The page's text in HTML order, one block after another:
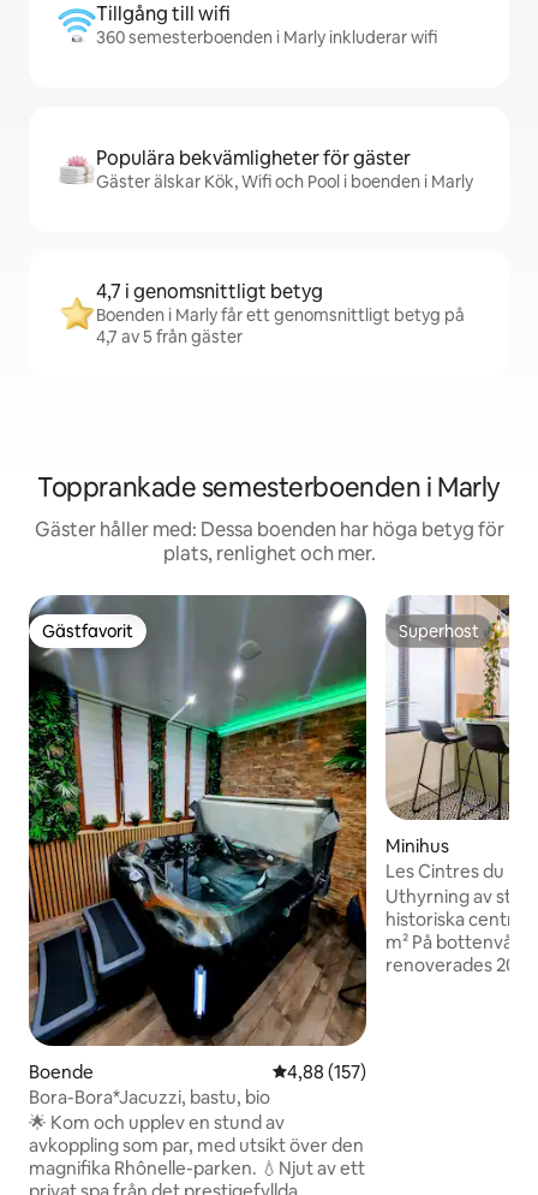
Tillgång till wifi
360 semesterboenden i Marly inkluderar wifi
Populära bekvämligheter för gäster
Gäster älskar Kök, Wifi och Pool i boenden i Marly
4,7 i genomsnittligt betyg
Boenden i Marly får ett genomsnittligt betyg på
4,7 av 5 från gäster
Topprankade semesterboenden i Marly
Gäster håller med: Dessa boenden har höga betyg för
plats, renlighet och mer.
Gästfavorit
Gästfavorit
Boende 4,88 av 5 i genomsnittligt
4,88 (157)
Bora-Bora*Jacuzzi, bastu, bio
🌟 Kom och upplev en stund av
avkoppling som par, med utsikt över den
magnifika Rhônelle-parken. 💧Njut av ett
Superhost
Superhost
Minihus
Les Cintres du
Uthyrning av
historiska
m² På bottenvåningen
renoverades 2021. Snygg